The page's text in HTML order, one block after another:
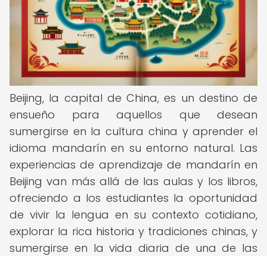
Beijing, la capital de China, es un destino de
ensueño para aquellos que desean
sumergirse en la cultura china y aprender el
idioma mandarín en su entorno natural. Las
experiencias de aprendizaje de mandarín en
Beijing van más allá de las aulas y los libros,
ofreciendo a los estudiantes la oportunidad
de vivir la lengua en su contexto cotidiano,
explorar la rica historia y tradiciones chinas, y
sumergirse en la vida diaria de una de las